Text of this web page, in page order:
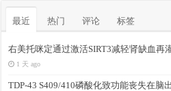
最近 热门 评论 标签
右美托咪定通过激活SIRT3减轻肾缺血再
1 天 ago
TDP-43 S409/410磷酸化致功能丧失在脑